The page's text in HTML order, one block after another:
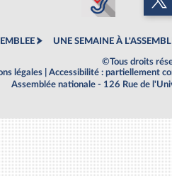
UNE SEMAINE À
©Tous droits
légales
Accessibilité : partiellement
Assemblée nationale - 126 Rue de